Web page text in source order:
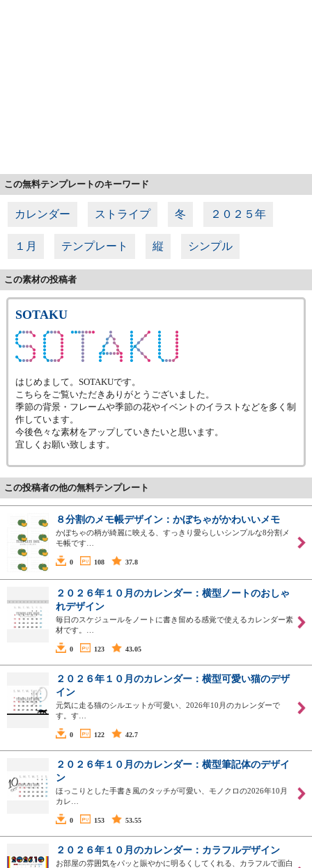
この無料テンプレートのキーワード
カレンダー ストライプ 冬 ２０２５年
１月 テンプレート 縦 シンプル
この素材の投稿者
SOTAKU
はじめまして。SOTAKUです。
こちらをご覧いただきありがとうございました。
季節の背景・フレームや季節の花やイベントのイラストなどを多く制
作しています。
今後色々な素材をアップしていきたいと思います。
宜しくお願い致します。
この投稿者の他の無料テンプレート
８分割のメモ帳デザイン：かぼちゃがかわいいメモ
かぼちゃの柄が綺麗に映える、すっきり愛らしいシンプルな8分割メ
モ帳です…
0 108 37.8
２０２６年１０月のカレンダー：横型ノートのおしゃ
れデザイン
毎日のスケジュールをノートに書き留める感覚で使えるカレンダー素
材です。…
0 123 43.05
２０２６年１０月のカレンダー：横型可愛い猫のデザ
イン
元気に走る猫のシルエットが可愛い、2026年10月のカレンダーで
す。す…
0 122 42.7
２０２６年１０月のカレンダー：横型筆記体のデザイ
ン
ほっこりとした手書き風のタッチが可愛い、モノクロの2026年10月
カレ…
0 153 53.55
２０２６年１０月のカレンダー：カラフルデザイン
お部屋の雰囲気をパッと賑やかに明るくしてくれる、カラフルで面白